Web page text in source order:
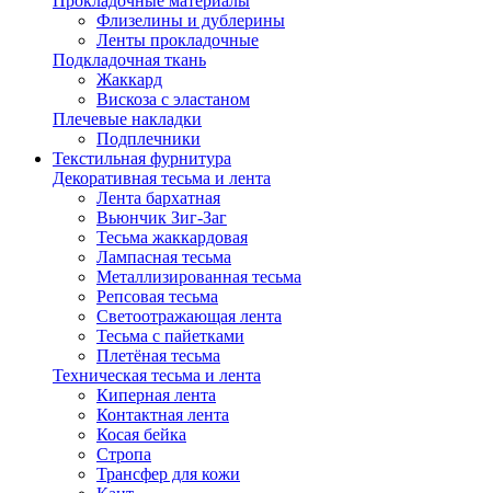
Флизелины и дублерины
Ленты прокладочные
Подкладочная ткань
Жаккард
Вискоза с эластаном
Плечевые накладки
Подплечники
Текстильная фурнитура
Декоративная тесьма и лента
Лента бархатная
Вьюнчик Зиг-Заг
Тесьма жаккардовая
Лампасная тесьма
Металлизированная тесьма
Репсовая тесьма
Светоотражающая лента
Тесьма с пайетками
Плетёная тесьма
Техническая тесьма и лента
Киперная лента
Контактная лента
Косая бейка
Стропа
Трансфер для кожи